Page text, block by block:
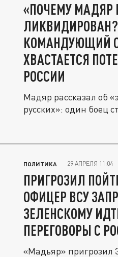
«ПОЧЕМУ МАДЯР
КОМАНДУЮЩИЙ
ХВАСТАЕТСЯ
РОССИИ
Мадяр рассказал об
русских»: один боец
ПОЛИТИКА 29 АПРЕЛЯ 11:04
ПРИГРОЗИЛ
ОФИЦЕР ВСУ
ЗЕЛЕНСКОМУ
ПЕРЕГОВОРЫ С
«Мадьяр» пригрозил